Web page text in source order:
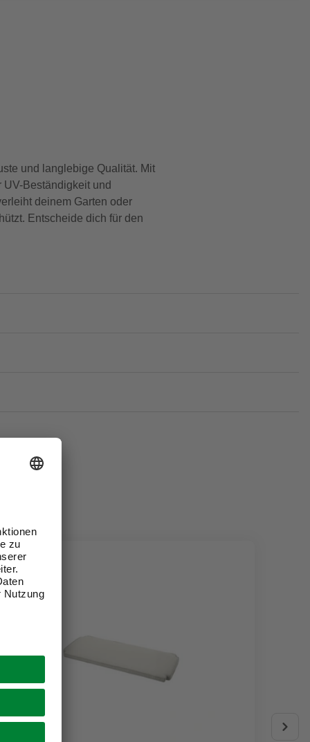
und langlebige Qualität. Mit
Beständigkeit und
deinem Garten oder
Entscheide dich für den